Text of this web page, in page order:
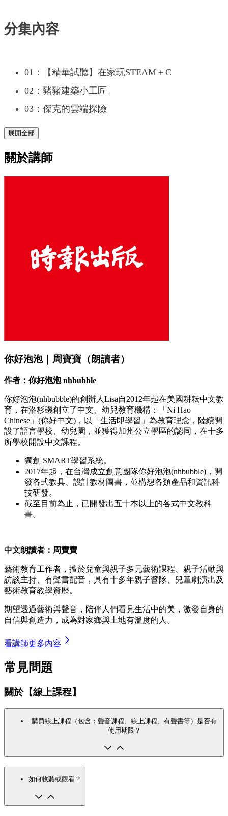
分集內容
01：【精華試聽】在家玩STEAM＋C
02：豬豬建築小工匠
03：傑克的雲端探險
展開全部
關於講師
你好泡泡｜周寶寶（朗讀者）
作者：你好泡泡 nhbubble
你好泡泡(nhbubble)的創辦人Lisa自2012年起在美國耕耘中文教
育，在洛杉磯創立了中文、幼兒教育機構：「Ni Hao
Chinese」(你好中文)，以「生活即學習」為教育理念，陸續開
設了語言學校、幼兒園，並獲得加州公立學區的認同，在十多
所學校開設中文課程。
獨創 SMART學習系統。
2017年起，在台灣成立創意團隊你好泡泡(nhbubble)，開
發各式教具、設計教材圖書，並構想各類產品和資訊科
技研發。
截至目前為止，已開發出五十本以上的各式中文教科
書。
中文朗讀者：周寶寶
藝術教育工作者，擅於兒童與親子多元藝術課程、親子活動與
訪談主持、有聲書配音，具有十多年親子營隊、兒童劇演出及
藝術教育教學資歷。
期望透過藝術與聲音，陪伴人們看見生活中的美，激發自身的
自信與創造力，成為對家鄉與土地有溫度的人。
看講師更多內容
常見問題
關於【線上課程】
購買線上課程（包含：聲音課程、線上課程、有聲書等）是否有
使用期限？
如何收聽或觀看？